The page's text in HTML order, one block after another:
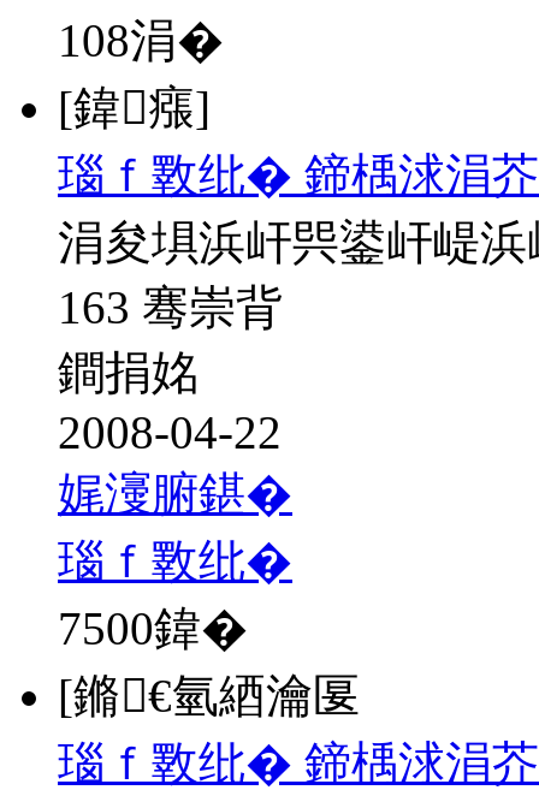
108涓�
[鍏瘬]
瑙ｆ斁纰� 鍗楀浗涓
涓夋埧浜屽巺鍙屽崼
163 骞崇背
鐧捐姳
2008-04-22
娓濅腑鍖�
瑙ｆ斁纰�
7500鍏�
[鏅€氫綇瀹匽
瑙ｆ斁纰� 鍗楀浗涓